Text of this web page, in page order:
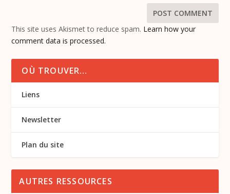
This site uses Akismet to reduce spam. Learn how your
comment data is processed.
OÙ TROUVER…
Liens
Newsletter
Plan du site
AUTRES RESSOURCES